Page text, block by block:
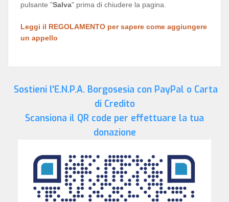
pulsante "Salva" prima di chiudere la pagina.
Leggi il REGOLAMENTO per sapere come aggiungere
un appello
Sostieni l'E.N.P.A. Borgosesia con PayPal o Carta
di Credito
Scansiona il QR code per effettuare la tua
donazione